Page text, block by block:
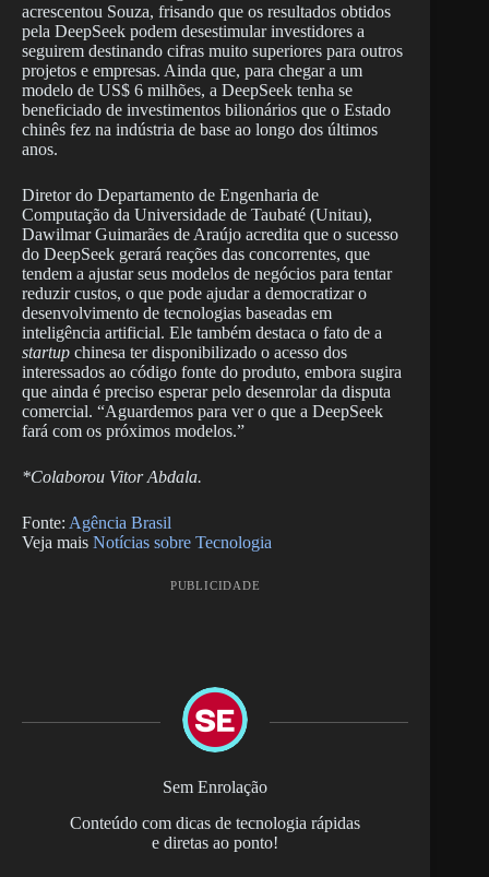
acrescentou Souza, frisando que os resultados obtidos
pela DeepSeek podem desestimular investidores a
seguirem destinando cifras muito superiores para outros
projetos e empresas. Ainda que, para chegar a um
modelo de US$ 6 milhões, a DeepSeek tenha se
beneficiado de investimentos bilionários que o Estado
chinês fez na indústria de base ao longo dos últimos
anos.
Diretor do Departamento de Engenharia de
Computação da Universidade de Taubaté (Unitau),
Dawilmar Guimarães de Araújo acredita que o sucesso
do DeepSeek gerará reações das concorrentes, que
tendem a ajustar seus modelos de negócios para tentar
reduzir custos, o que pode ajudar a democratizar o
desenvolvimento de tecnologias baseadas em
inteligência artificial. Ele também destaca o fato de a
startup chinesa ter disponibilizado o acesso dos
interessados ao código fonte do produto, embora sugira
que ainda é preciso esperar pelo desenrolar da disputa
comercial. “Aguardemos para ver o que a DeepSeek
fará com os próximos modelos.”
*Colaborou Vitor Abdala.
Fonte: Agência Brasil
Veja mais Notícias sobre Tecnologia
PUBLICIDADE
Sem Enrolação
Conteúdo com dicas de tecnologia rápidas
e diretas ao ponto!